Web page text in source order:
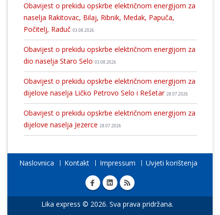
Obavijest o prekidu opskrbe električnom energijom za
naselja Rakitovac, Bilaj, Ribnik, Medak, Papuča,
Počitelj, Raduč 03.08.2026
Obavijest o prekidu opskrbe električnom energijom za
dio naselja Staro Selo 03.08.2026
Obavijest o prekidu opskrbe električnom energijom za
dijelove naselja Ličko Petrovo Selo i Rešetar 28.07.2026
Obavijest o prekidu opskrbe električnom energijom za
dijelove naselja Jezerce 28.07.2026
Naslovnica Kontakt Impressum Uvjeti korištenja
Lika express © 2026. Sva prava pridržana.